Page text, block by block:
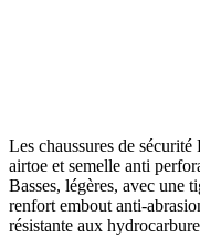
Les chaussures de
airtoe et semelle anti
Basses, légères, avec une
renfort embout anti-
résistante aux